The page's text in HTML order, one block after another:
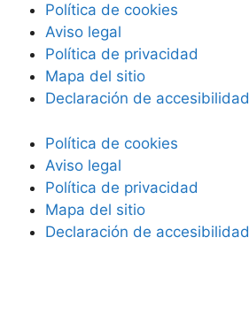
Política de cookies
Aviso legal
Política de privacidad
Mapa del sitio
Declaración de accesibilidad
Política de cookies
Aviso legal
Política de privacidad
Mapa del sitio
Declaración de accesibilidad